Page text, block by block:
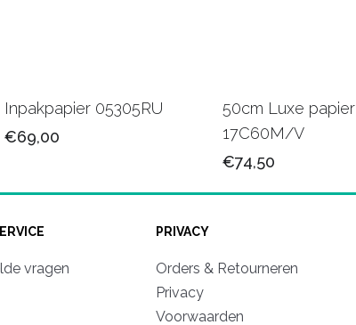
Inpakpapier 05305RU
€69,00
50cm Luxe papier
17C60M/V
€74,50
vragen
PRIVACY
Orders & Retourneren
Privacy
Voorwaarden